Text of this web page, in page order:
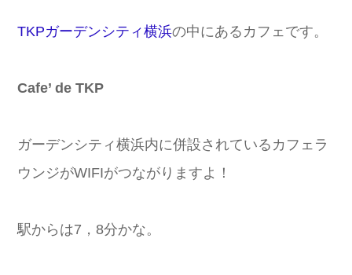
TKPガーデンシティ横浜の中にあるカフェです。
Cafe’ de TKP
ガーデンシティ横浜内に併設されているカフェラ
ウンジがWIFIがつながりますよ！
駅からは7，8分かな。